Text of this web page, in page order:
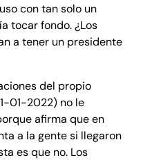
con tan solo un
tocar fondo. ¿Los
a tener un presidente
del propio
01-2022) no le
afirma que en
a la gente si llegaron
es que no. Los